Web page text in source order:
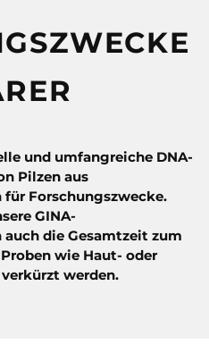
und umfangreiche DNA-
Pilzen aus
Forschungszwecke.
GINA-
die Gesamtzeit zum
wie Haut- oder
werden.